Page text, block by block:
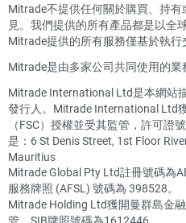
Mitrade不提供任何關於購買、持
見。我們提供的所有產品都是以全
Mitrade提供的所有服務僅基於執行
Mitrade是由多家公司共同使用的業
Mitrade International Ltd是本網站
發行人。Mitrade International Ltd
（FSC）授權並受其監管，許可證
是：6 St Denis Street, 1st Floor
Mauritius
Mitrade Global Pty Ltd註冊號碼為
服務牌照 (AFSL) 號碼為 398528。
Mitrade Holding Ltd獲開曼群島金